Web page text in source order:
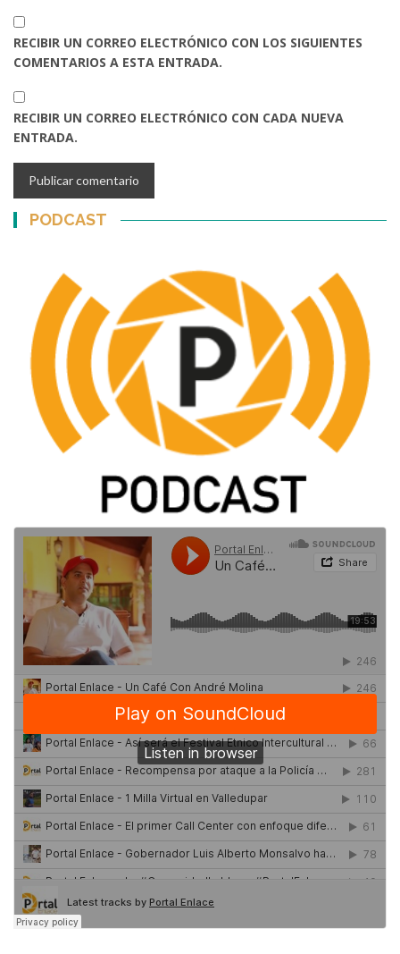
RECIBIR UN CORREO ELECTRÓNICO CON LOS SIGUIENTES
COMENTARIOS A ESTA ENTRADA.
RECIBIR UN CORREO ELECTRÓNICO CON CADA NUEVA
ENTRADA.
PODCAST